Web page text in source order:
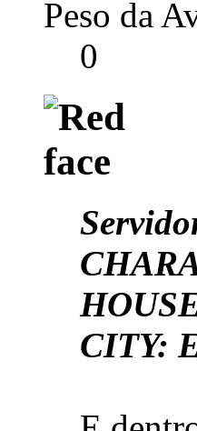
Peso da
0
CITY: